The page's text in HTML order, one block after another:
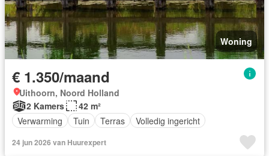
Woning
€ 1.350/maand
Uithoorn, Noord Holland
2 Kamers
42 m²
Verwarming
Tuin Terras Volledig ingericht
24 jun 2026 van Huurexpert